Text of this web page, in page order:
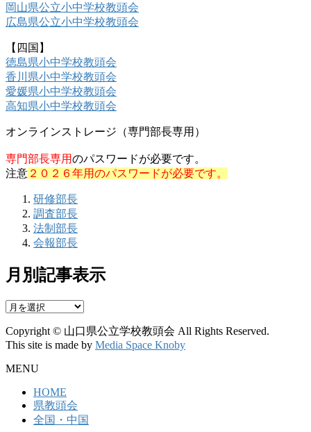
岡山県公立小中学校教頭会
広島県公立小中学校教頭会
【四国】
徳島県小中学校教頭会
香川県小中学校教頭会
愛媛県小中学校教頭会
高知県小中学校教頭会
オンラインストレージ（専門部長専用）
専門部長専用のパスワードが必要です。
注意 ２０２６年用のパスワードが必要です。
研修部長
調査部長
法制部長
会報部長
月別記事表示
月
記
事
表
Copyright © 山口県公立学校教頭会 All Rights Reserved.
This site is made by Media Space Knoby
MENU
HOME
県教頭会
全国・中国